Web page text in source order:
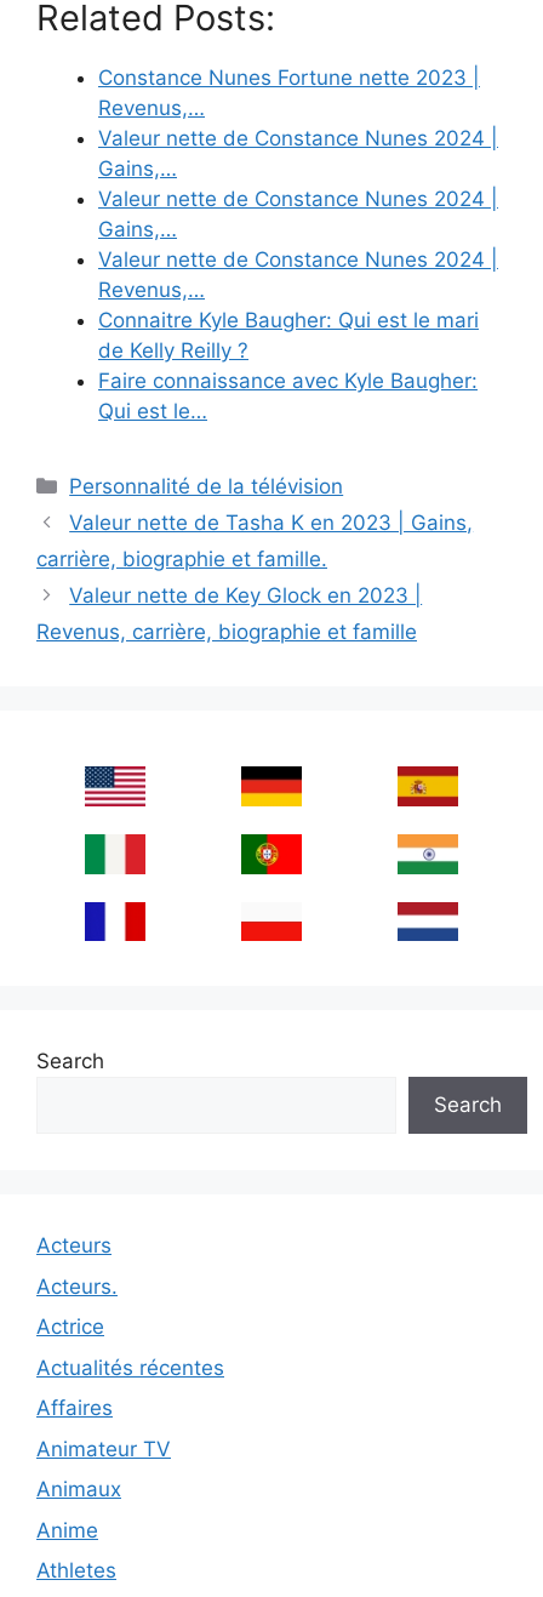
Related Posts:
Constance Nunes Fortune nette 2023 |
Revenus,…
Valeur nette de Constance Nunes 2024 |
Gains,…
Valeur nette de Constance Nunes 2024 |
Gains,…
Valeur nette de Constance Nunes 2024 |
Revenus,…
Connaitre Kyle Baugher: Qui est le mari
de Kelly Reilly ?
Faire connaissance avec Kyle Baugher:
Qui est le…
Categories
Personnalité de la télévision
Valeur nette de Tasha K en 2023 | Gains,
carrière, biographie et famille.
Valeur nette de Key Glock en 2023 |
Revenus, carrière, biographie et famille
Search
Search
Acteurs
Acteurs.
Actrice
Actualités récentes
Affaires
Animateur TV
Animaux
Anime
Athletes